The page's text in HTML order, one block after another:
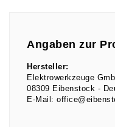
Angaben zur
Hersteller:
Elektrowerkzeuge
08309 Eibenstock
E-Mail: